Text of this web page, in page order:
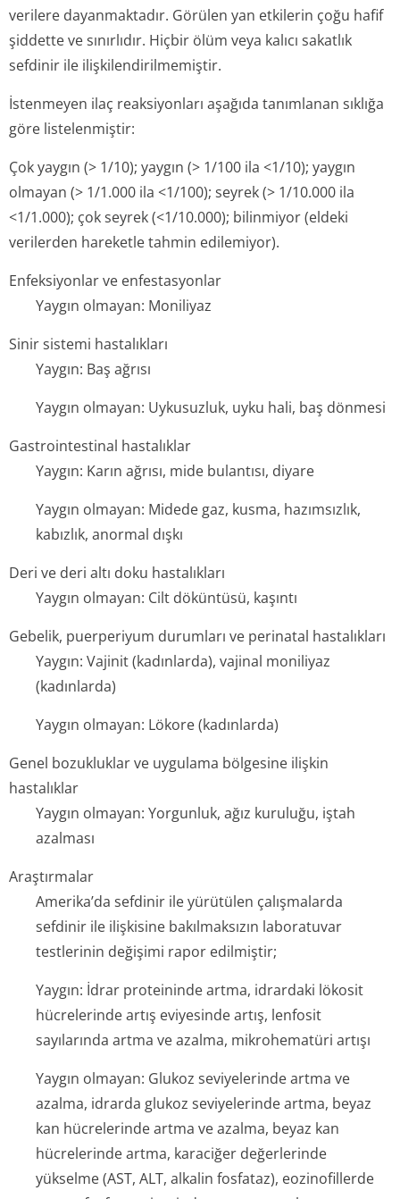
verilere dayanmaktadır. Görülen yan etkilerin çoğu hafif
şiddette ve sınırlıdır. Hiçbir ölüm veya kalıcı sakatlık
sefdinir ile ilişkilendiril­memiştir.
İstenmeyen ilaç reaksiyonları aşağıda tanımlanan sıklığa
göre listelenmiştir:
Çok yaygın (> 1/10); yaygın (> 1/100 ila <1/10); yaygın
olmayan (> 1/1.000 ila <1/100); seyrek (> 1/10.000 ila
<1/1.000); çok seyrek (<1/10.000); bilinmiyor (eldeki
verilerden hareketle tahmin edilemiyor).
Enfeksiyonlar ve enfestasyonlar
Yaygın olmayan: Moniliyaz
Sinir sistemi hastalıkları
Yaygın: Baş ağrısı
Yaygın olmayan: Uykusuzluk, uyku hali, baş dönmesi
Gastrointestinal hastalıklar
Yaygın: Karın ağrısı, mide bulantısı, diyare
Yaygın olmayan: Midede gaz, kusma, hazımsızlık,
kabızlık, anormal dışkı
Deri ve deri altı doku hastalıkları
Yaygın olmayan: Cilt döküntüsü, kaşıntı
Gebelik, puerperiyum durumları ve perinatal hastalıkları
Yaygın: Vajinit (kadınlarda), vajinal moniliyaz
(kadınlarda)
Yaygın olmayan: Lökore (kadınlarda)
Genel bozukluklar ve uygulama bölgesine ilişkin
hastalıklar
Yaygın olmayan: Yorgunluk, ağız kuruluğu, iştah
azalması
Araştırmalar
Amerika’da sefdinir ile yürütülen çalışmalarda
sefdinir ile ilişkisine bakılmaksızın laboratuvar
testlerinin değişimi rapor edilmiştir;
Yaygın: İdrar proteininde artma, idrardaki lökosit
hücrelerinde artış eviyesinde artış, lenfosit
sayılarında artma ve azalma, mikrohematüri ar­tışı
Yaygın olmayan: Glukoz seviyelerinde artma ve
azalma, idrarda glukoz seviyelerinde artma, beyaz
kan hücrelerinde artma ve azalma, beyaz kan
hücrelerinde artma, karaciğer değerlerinde
yükselme (AST, ALT, alkalin fosfataz), eozinofillerde